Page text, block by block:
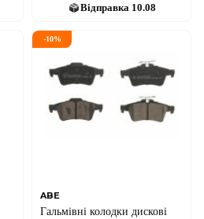
Відправка 10.08
-10%
ABE
Гальмівні колодки дискові